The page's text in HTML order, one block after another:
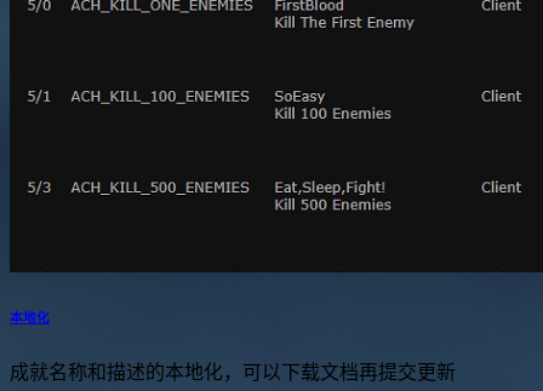
本地化
成就名称和描述的本地化，可以下载文档再提交更新